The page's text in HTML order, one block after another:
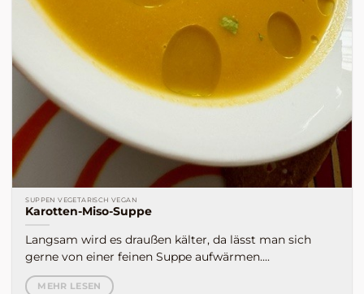
SUPPEN VEGETARISCH VEGAN
Karotten-Miso-Suppe
Langsam wird es draußen kälter, da lässt man sich
gerne von einer feinen Suppe aufwärmen....
MEHR LESEN